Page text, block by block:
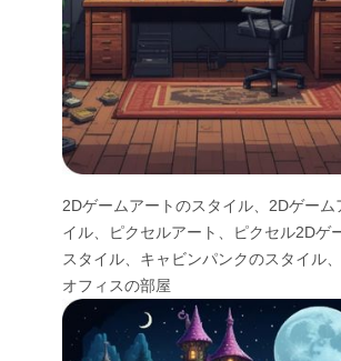
2Dゲームアートのスタイル、2Dゲーム
イル、ピクセルアート、ピクセル2Dゲ
スタイル、キャビンパンクのスタイル
オフィスの部屋